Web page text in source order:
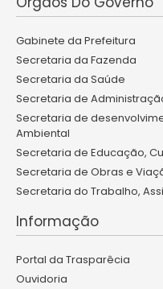
Gabinete da Prefeitura
Secretaria da Fazenda
Secretaria da Saúde
Secretaria de
Secretaria de
Ambiental
Secretaria de Educação,
Secretaria de Obras e
Secretaria do Trabalho,
Informação
Portal da Trasparêcia
Ouvidoria